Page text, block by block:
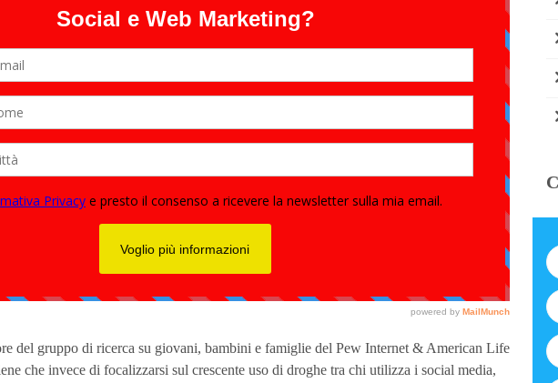
del gruppo di ricerca su giovani, bambini e famiglie del Pew Internet & American Life
che invece di focalizzarsi sul crescente uso di droghe tra chi utilizza i social media,